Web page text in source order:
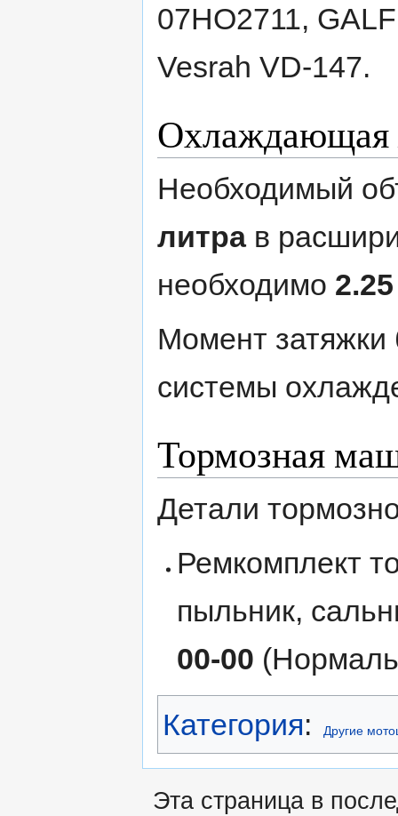
07HO2711,
Vesrah VD-147.
Охлаждающая
Необходимый
литрав
необходимо
Момент затяжки
системы
Тормозная
Детали
Ремкомплект
пыльник,
00-00
Категория: Другие
Эта страница в